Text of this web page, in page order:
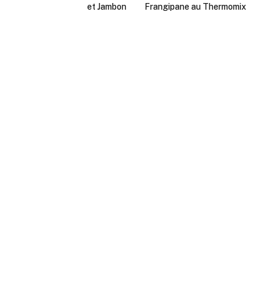
et Jambon
Frangipane au Thermomix